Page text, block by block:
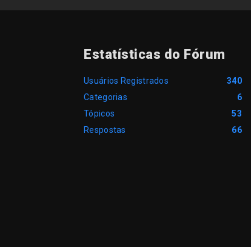
Estatísticas do Fórum
Usuários Registrados
340
Categorias
6
Tópicos
53
Respostas
66